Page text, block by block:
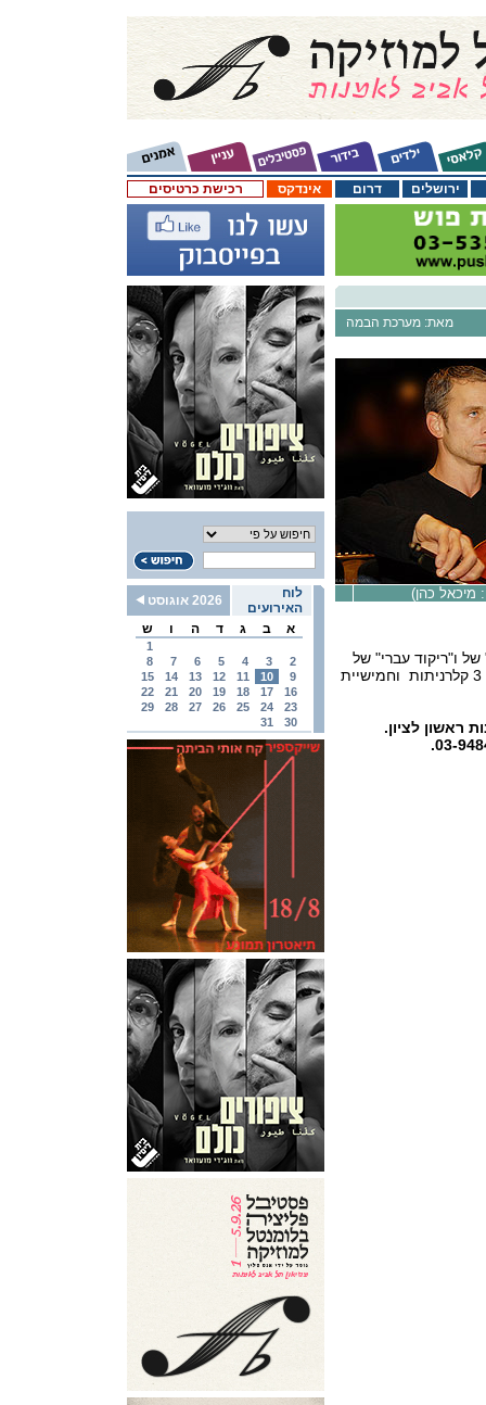
רכישת כרטיסים אינדקס דרום ירושלים
לוח
האירועים
2026 אוגוסט
א
ב ג ד ה ו ש
1
2
3
4
5
6
7
8
9
10
11
12
13
14
15
16
17
18
19
20
21
22
23
24
25
26
27
28
29
30
31
מאת: מערכת הבמה
מיכאל כהן)
ו"ריקוד עברי" של
יוסף אחרון , סוויטה של מוצרט על נושאים מתוך האופרה "חסדי טיטוס" ל- 3 קלרניתות וחמישיית
2010 ב-13:00 בהיכל התרבות ראשון לציון.